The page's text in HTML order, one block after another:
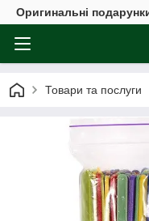
Оригинальні
Товари та послуги